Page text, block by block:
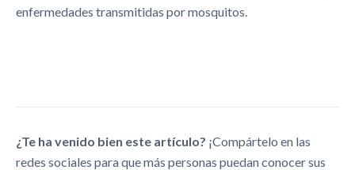
enfermedades transmitidas por mosquitos.
¿Te ha venido bien este artículo? ¡Compártelo en las
redes sociales para que más personas puedan conocer sus